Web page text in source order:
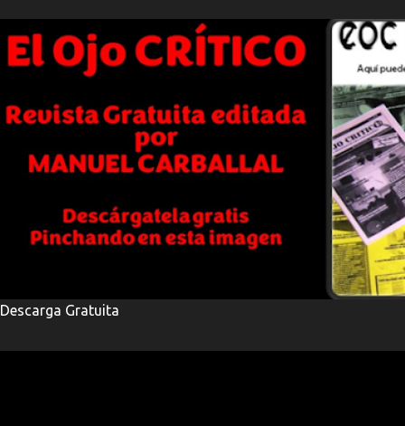
Descarga Gratuita